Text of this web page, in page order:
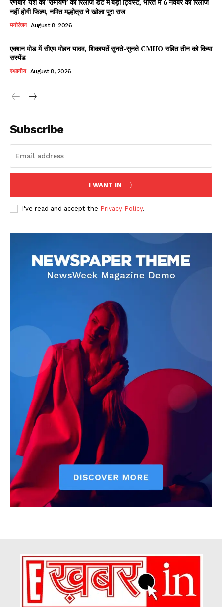
Contact us
Subscription Plans
My account
रणबीर-यश की ‘रामायण’ की रिलीज डेट में बड़ा ट्विस्ट, भारत में 6 नवंबर को रिलीज
नहीं होगी फिल्म, नमित मल्होत्रा ने खोला पूरा राज
मनोरंजन August 8, 2026
एक्शन मोड में सीएम मोहन यादव, शिकायतें सुनते-सुनते CMHO सहित तीन को किया
सस्पेंड
स्थानीय August 8, 2026
Subscribe
I WANT IN
I've read and accept the Privacy Policy.